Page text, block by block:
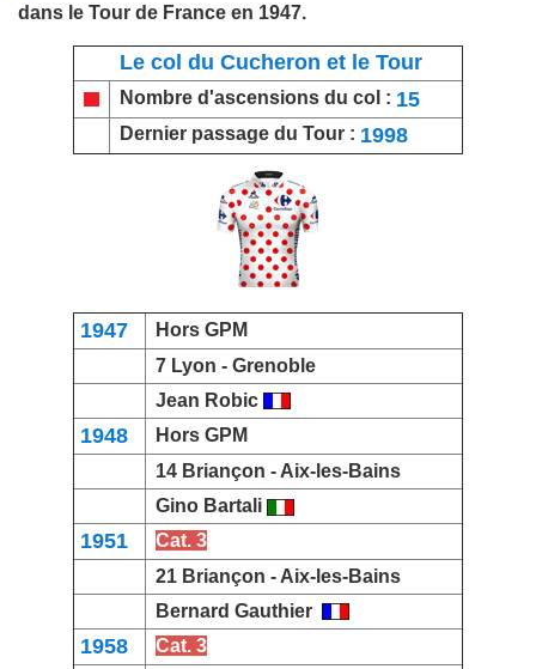
dans le Tour de France en 1947.
Le col du Cucheron et le Tour
Nombre d'ascensions du col : 15
Dernier passage du Tour : 1998
1947
Hors GPM
7 Lyon - Grenoble
Jean Robic
1948
Hors GPM
14 Briançon - Aix-les-Bains
Gino Bartali
1951
Cat. 3
21 Briançon - Aix-les-Bains
Bernard Gauthier
1958
Cat. 3